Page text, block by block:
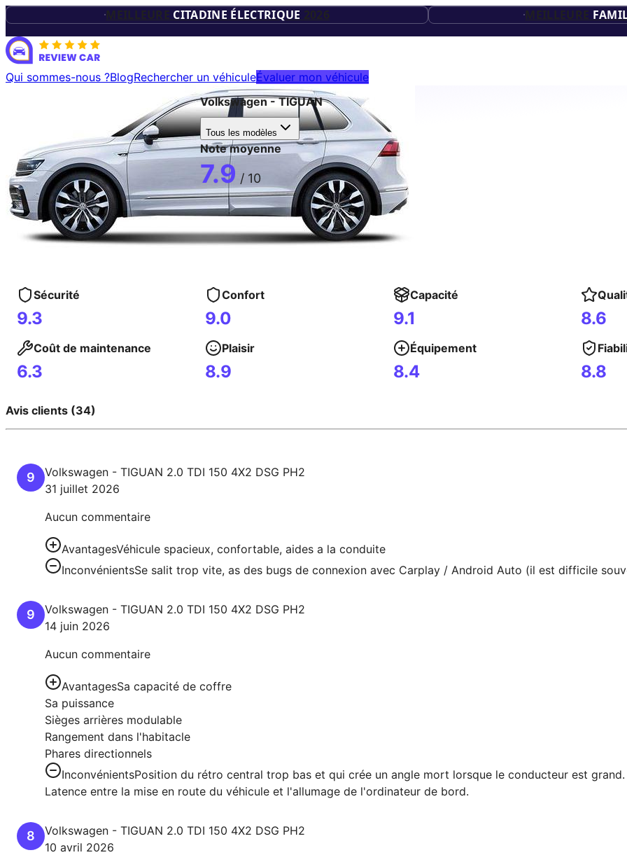
TROPHÉES DES
VÉHICULES
ÉLECTRIQUES
20
26
MEILLEURE CITADINE ÉLECTRIQUE 2026 MEILLEURE
Qui sommes-nous ?BlogRechercher un véhiculeÉvaluer mon véhicule
Volkswagen-TIGUAN
Tous les modèles
Note moyenne
7.9 / 10
Sécurité
9.3
Confort
9.0
Capacité
9.1 8.6
Coût de maintenance
6.3
Plaisir
8.9
Équipement
8.4 8.8
Avis clients (34)
9 Volkswagen - TIGUAN 2.0 TDI 150 4X2 DSG PH2
31 juillet 2026
Aucun commentaire
AvantagesVéhicule spacieux, confortable, aides a la conduite
InconvénientsSe salit trop vite, as des bugs de connexion avec Carplay / Android Auto (il est difficile
9 Volkswagen - TIGUAN 2.0 TDI 150 4X2 DSG PH2
14 juin 2026
Aucun commentaire
AvantagesSa capacité de coffre
Sa puissance
Sièges arrières modulable
Rangement dans l'habitacle
Phares directionnels
InconvénientsPosition du rétro central trop bas et qui crée un angle mort lorsque le conducteur est grand.
Latence entre la mise en route du véhicule et l'allumage de l'ordinateur de bord.
8 Volkswagen - TIGUAN 2.0 TDI 150 4X2 DSG PH2
10 avril 2026